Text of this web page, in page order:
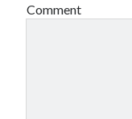
Comment